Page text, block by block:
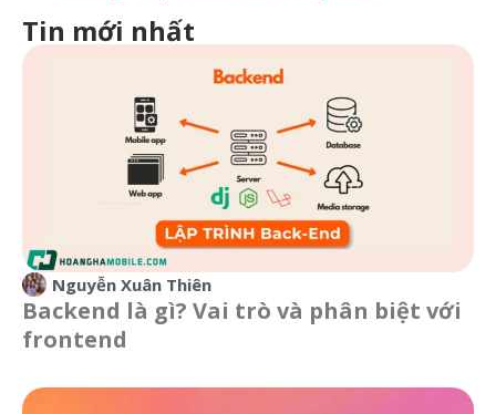
Tin mới nhất
Nguyễn Xuân Thiên
Backend là gì? Vai trò và phân biệt với
frontend